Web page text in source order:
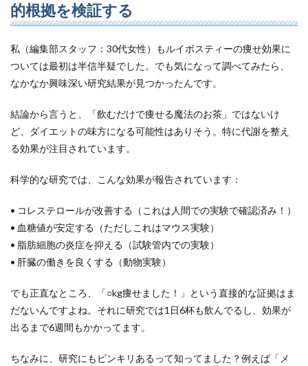
的根拠を検証する
私（編集部スタッフ：30代女性）もルイボスティーの痩せ効果に
ついては最初は半信半疑でした。でも気になって調べてみたら、
なかなか興味深い研究結果が見つかったんです。
結論から言うと、「飲むだけで痩せる魔法のお茶」ではないけ
ど、ダイエットの味方になる可能性はありそう。特に代謝を整え
る効果が注目されています。
科学的な研究では、こんな効果が報告されています：
• コレステロールが改善する（これは人間での実験で確認済み！）
• 血糖値が安定する（ただしこれはマウス実験）
• 脂肪細胞の炎症を抑える（試験管内での実験）
• 肝臓の働きを良くする（動物実験）
でも正直なところ、「○kg痩せました！」という直接的な証拠はま
だないんですよね。それに研究では1日6杯も飲んでるし、効果が
出るまで6週間もかかってます。
ちなみに、研究にもピンキリあるって知ってました？例えば「メ